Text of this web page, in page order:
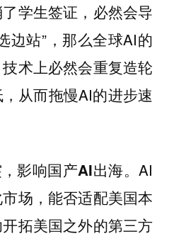
学生签证，必然会导
边站”，那么全球AI的
术上必然会重复造轮
从而拖慢AI的进步速
影响国产AI出海。AI
场，能否适配美国本
拓美国之外的第三方